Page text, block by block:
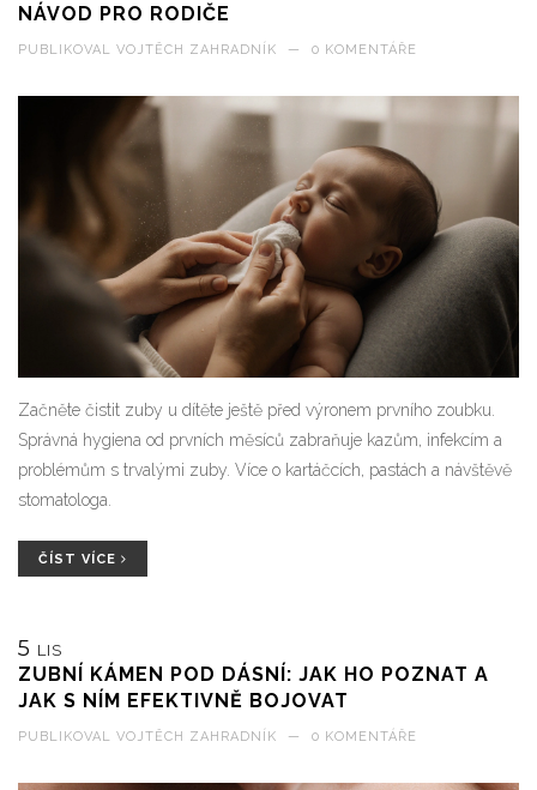
NÁVOD PRO RODIČE
PUBLIKOVAL VOJTĚCH ZAHRADNÍK — 0 KOMENTÁŘE
Začněte čistit zuby u dítěte ještě před výronem prvního zoubku.
Správná hygiena od prvních měsíců zabraňuje kazům, infekcím a
problémům s trvalými zuby. Více o kartáčcích, pastách a návštěvě
stomatologa.
ČÍST VÍCE
5 LIS
ZUBNÍ KÁMEN POD DÁSNÍ: JAK HO POZNAT A
JAK S NÍM EFEKTIVNĚ BOJOVAT
PUBLIKOVAL VOJTĚCH ZAHRADNÍK — 0 KOMENTÁŘE